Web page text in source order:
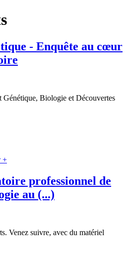
- Enquête au cœur
Génétique, Biologie et Découvertes
+
professionnel de
au (...)
Venez suivre, avec du matériel